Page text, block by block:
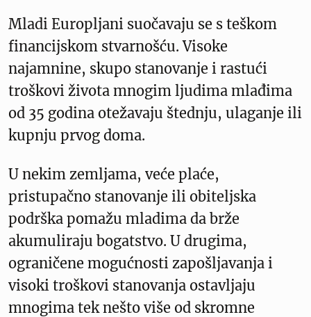
Mladi Europljani suočavaju se s teškom
financijskom stvarnošću. Visoke
najamnine, skupo stanovanje i rastući
troškovi života mnogim ljudima mlađima
od 35 godina otežavaju štednju, ulaganje ili
kupnju prvog doma.
U nekim zemljama, veće plaće,
pristupačno stanovanje ili obiteljska
podrška pomažu mladima da brže
akumuliraju bogatstvo. U drugima,
ograničene mogućnosti zapošljavanja i
visoki troškovi stanovanja ostavljaju
mnogima tek nešto više od skromne